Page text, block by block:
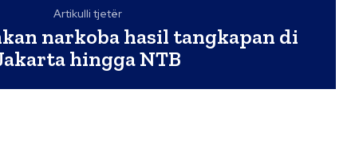
Artikulli tjetër
narkoba hasil tangkapan di
hingga NTB